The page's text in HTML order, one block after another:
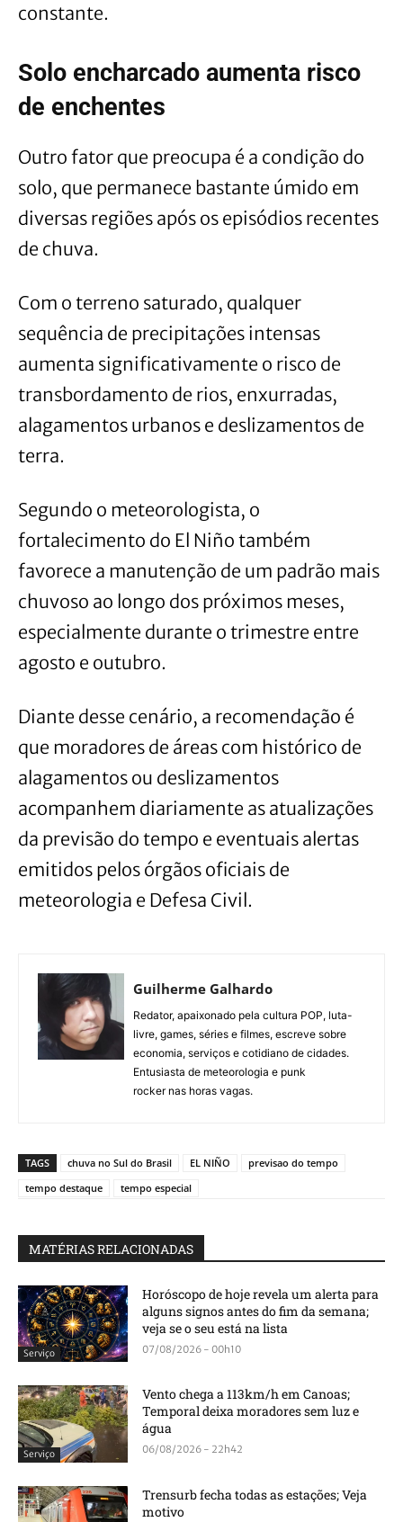
constante.
Solo encharcado aumenta risco
de enchentes
Outro fator que preocupa é a condição do
solo, que permanece bastante úmido em
diversas regiões após os episódios recentes
de chuva.
Com o terreno saturado, qualquer
sequência de precipitações intensas
aumenta significativamente o risco de
transbordamento de rios, enxurradas,
alagamentos urbanos e deslizamentos de
terra.
Segundo o meteorologista, o
fortalecimento do El Niño também
favorece a manutenção de um padrão mais
chuvoso ao longo dos próximos meses,
especialmente durante o trimestre entre
agosto e outubro.
Diante desse cenário, a recomendação é
que moradores de áreas com histórico de
alagamentos ou deslizamentos
acompanhem diariamente as atualizações
da previsão do tempo e eventuais alertas
emitidos pelos órgãos oficiais de
meteorologia e Defesa Civil.
Guilherme Galhardo
Redator, apaixonado pela cultura POP, luta-
livre, games, séries e filmes, escreve sobre
economia, serviços e cotidiano de cidades.
Entusiasta de meteorologia e punk
rocker nas horas vagas.
TAGS chuva no Sul do Brasil EL NIÑO
previsao do tempo
tempo destaque
tempo especial
MATÉRIAS RELACIONADAS
Serviço
Horóscopo de hoje revela um alerta para
alguns signos antes do fim da semana;
veja se o seu está na lista
07/08/2026 - 00h10
Serviço
Vento chega a 113km/h em Canoas;
Temporal deixa moradores sem luz e
água
06/08/2026 - 22h42
Trensurb fecha todas as estações; Veja
motivo